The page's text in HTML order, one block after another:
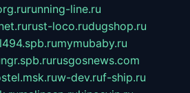
running-line.ru
rust-loco.rudugshop.ru
mymubaby.ru
ngr.spb.rurusgosnews.com
w-dev.ruf-ship.ru